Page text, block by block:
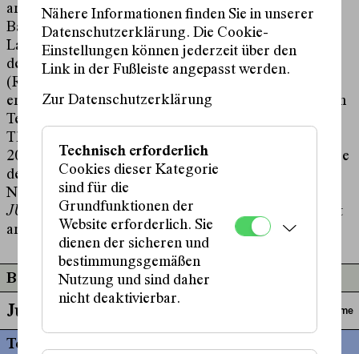
am Schauspielhaus Graz, Tiroler Landestheater,
Ballhaus Prinzenallee Berlin, Niederösterreichisches
Landestheater und für den Kultursommer Wien. Seit
der Zusammenarbeit an der ProduktionFALSCH
(Regie: Anne Mulleners) an den Wuppertaler Bühnen
entwickelt sie vermehrt Bühnen- und Kostümbilder im
Team mit Matthias Dielacher zusammen, u. a. am
Theater Oberhausen und der Drachengasse Wien.
2024 wurde sie im Rahmen der Kritiker:innenumfrage
des Magazins Theater heute als beste
Nachwuchskostümbildnerin des Jahres nominiert.
JUICES
(Regie: Florentine Krafft) ist ihre erste Arbeit
am Schauspielhaus Wien.
Beteiligt an
Juices Bühne und Kostüme
Termine
Nähere Informationen finden Sie in unserer
Datenschutzerklärung. Die Cookie-
Einstellungen können jederzeit über den
Link in der Fußleiste angepasst werden.
Zur Datenschutzerklärung
Technisch erforderlich
Cookies dieser Kategorie
sind für die
Grundfunktionen der
Website erforderlich. Sie
dienen der sicheren und
bestimmungsgemäßen
Nutzung und sind daher
nicht deaktivierbar.